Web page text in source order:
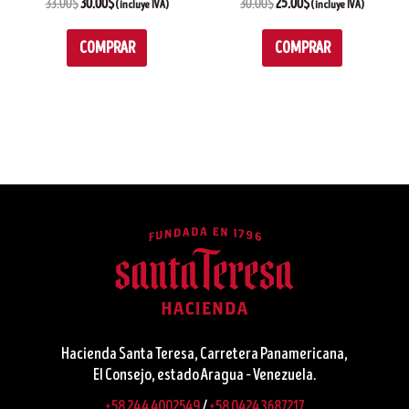
(incluye IVA)
COMPRAR
de
producto
(incluye IVA)
COMPRAR
Hacienda Santa Teresa, Carretera Panamericana,
El Consejo, estado Aragua – Venezuela.